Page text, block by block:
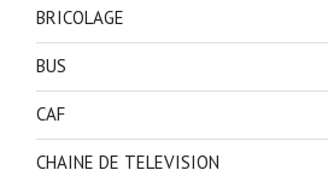
BRICOLAGE
BUS
CAF
CHAINE DE TELEVISION